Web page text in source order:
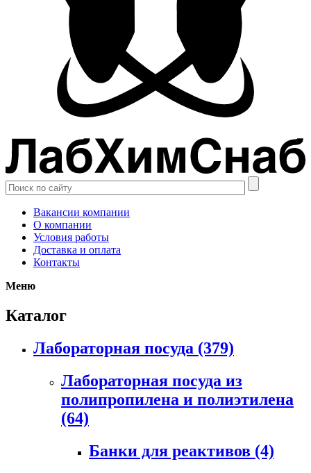
Вакансии компании
О компании
Условия работы
Доставка и оплата
Контакты
Меню
Каталог
Лабораторная посуда (379)
Лабораторная посуда из
полипропилена и полиэтилена
(64)
Банки для реактивов (4)